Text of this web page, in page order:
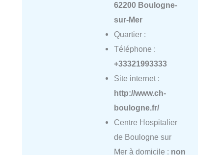
62200 Boulogne-
sur-Mer
Quartier :
Téléphone :
+33321993333
Site internet :
http://www.ch-
boulogne.fr/
Centre Hospitalier
de Boulogne sur
Mer à domicile : non